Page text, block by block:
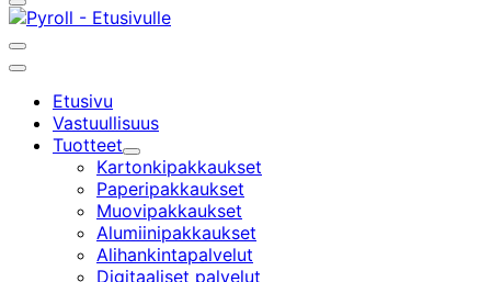
Avaa/sulje
hakupalkki
Avaa/sulje
hakupalkki
Päävalikko
Etusivu
Vastuullisuus
Tuotteet
Alavalikko
Kartonkipakkaukset
Paperipakkaukset
Muovipakkaukset
Alumiinipakkaukset
Alihankintapalvelut
Digitaaliset palvelut